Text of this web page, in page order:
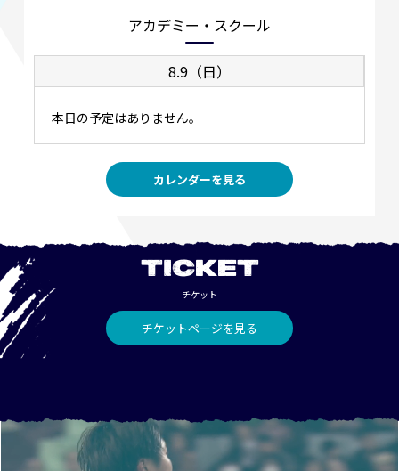
アカデミー・スクール
8.9（日）
本日の予定はありません。
カレンダーを見る
TICKET
チケット
チケットページを見る